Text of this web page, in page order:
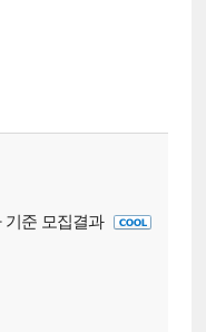
기준 모집결과